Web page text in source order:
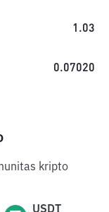
1.03
0.07020
kripto